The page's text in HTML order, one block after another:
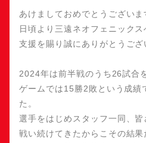
あけましておめでとうございま
日頃より三遠ネオフェニック
支援を賜り誠にありがとうござ
2024年は前半戦のうち26試合
ゲームでは15勝2敗という成績
た。
選手をはじめスタッフ一同、
戦い続けてきたからこその結果